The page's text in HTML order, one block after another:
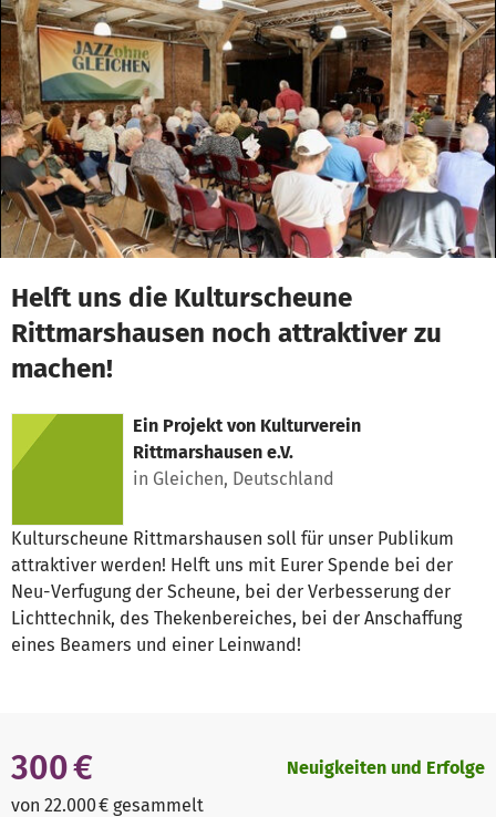
Zum Hauptinhalt springen
Erklärung zur Barrierefreiheit anzeigen
Helft uns die Kulturscheune
Rittmarshausen noch attraktiver zu
machen!
Ein Projekt von Kulturverein
Rittmarshausen e.V.
in Gleichen, Deutschland
Kulturscheune Rittmarshausen soll für unser Publikum
attraktiver werden! Helft uns mit Eurer Spende bei der
Neu-Verfugung der Scheune, bei der Verbesserung der
Lichttechnik, des Thekenbereiches, bei der Anschaffung
eines Beamers und einer Leinwand!
300 €
von 22.000 € gesammelt
Neuigkeiten und Erfolge